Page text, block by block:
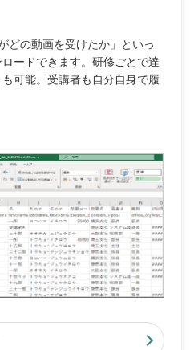
どの動画を受けたか」といっ
ードできます。研修ごとで達
可能。受講者も自分自身で履